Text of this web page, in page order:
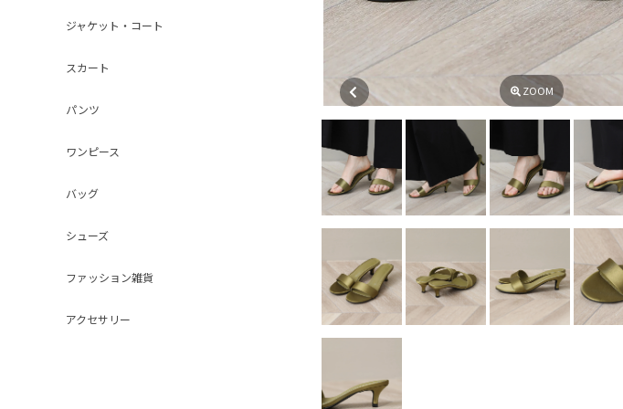
ジャケット・コート
スカート
パンツ
ワンピース
バッグ
シューズ
ファッション雑貨
アクセサリー
ZOOM